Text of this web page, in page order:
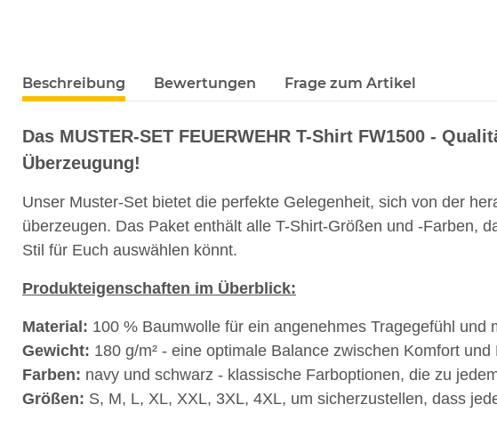
Beschreibung Bewertungen Frage zum Artikel
Das MUSTER-SET FEUERWEHR T-Shirt FW1500 -
Überzeugung!
Unser Muster-Set bietet die perfekte Gelegenheit, sich von der
überzeugen. Das Paket enthält alle T-Shirt-Größen und -Farben,
Stil für Euch auswählen könnt.
Produkteigenschaften im Überblick:
Material: 100 % Baumwolle für ein angenehmes Tragegefühl und
Gewicht: 180 g/m² - eine optimale Balance zwischen Komfort und
Farben: navy und schwarz - klassische Farboptionen, die zu
Größen: S, M, L, XL, XXL, 3XL, 4XL, um sicherzustellen, dass
10x T-Shirt Herren weiß,
Rundhals mit EINER
Druckposition CMYK
79,90 € *
Feuerwehr Trinkflasche 5010
Wunschnamen
7,99 € -14,99 €*
vielen